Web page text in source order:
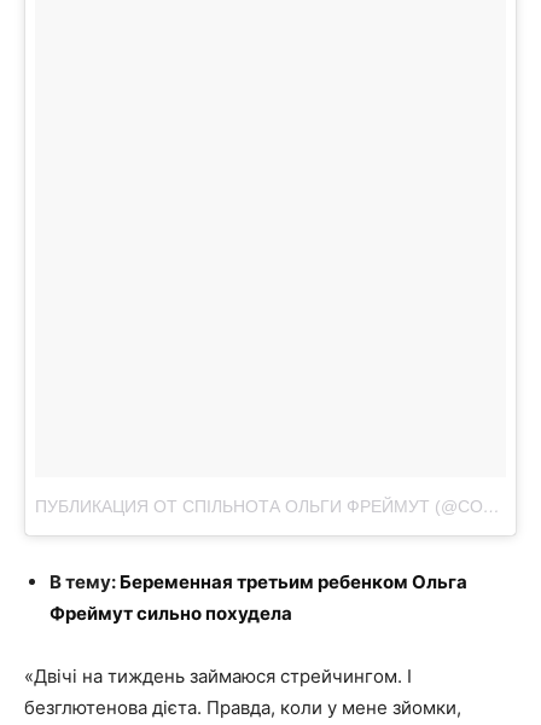
ПУБЛИКАЦИЯ ОТ СПІЛЬНОТА ОЛЬГИ ФРЕЙМУТ (@COMMUNITY.OLIA.FREIMUT)
В тему: Беременная третьим ребенком Ольга
Фреймут сильно похудела
«Двічі на тиждень займаюся стрейчингом. І
безглютенова дієта. Правда, коли у мене зйомки,